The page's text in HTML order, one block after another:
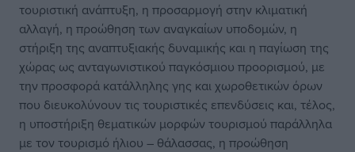
τουριστική ανάπτυξη, η προσαρμογή στην κλιματική
αλλαγή, η προώθηση των αναγκαίων υποδομών, η
στήριξη της αναπτυξιακής δυναμικής και η παγίωση της
χώρας ως ανταγωνιστικού παγκόσμιου προορισμού, με
την προσφορά κατάλληλης γης και χωροθετικών όρων
που διευκολύνουν τις τουριστικές επενδύσεις και, τέλος,
η υποστήριξη θεματικών μορφών τουρισμού παράλληλα
με τον τουρισμό ήλιου – θάλασσας, η προώθηση